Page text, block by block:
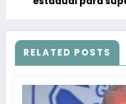
RELATED POSTS